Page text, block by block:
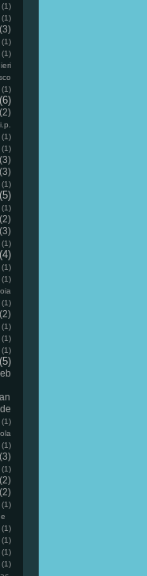
(1)
(1)
(3)
(1)
(1)
(1)
(6)
(2)
(1)
(1)
(3)
(3)
(1)
(5)
(1)
(2)
(3)
(1)
(4)
(1)
(1)
(1)
(2)
(1)
(1)
(1)
(5)
(1)
(1)
(3)
(1)
(2)
(2)
(1)
(1)
(1)
(1)
(1)